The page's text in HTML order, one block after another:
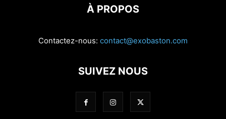
À PROPOS
Contactez-nous: contact@exobaston.com
SUIVEZ NOUS